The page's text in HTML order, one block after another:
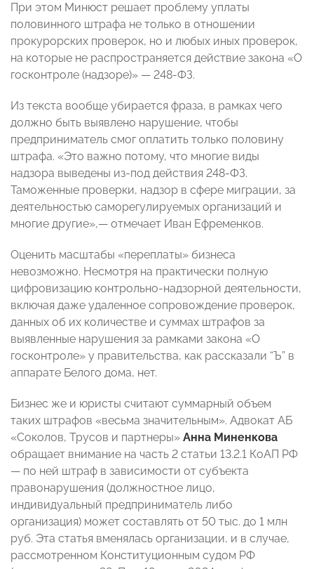
При этом Минюст решает проблему уплаты
половинного штрафа не только в отношении
прокурорских проверок, но и любых иных проверок,
на которые не распространяется действие закона «О
госконтроле (надзоре)» — 248-ФЗ.
Из текста вообще убирается фраза, в рамках чего
должно быть выявлено нарушение, чтобы
предприниматель смог оплатить только половину
штрафа. «Это важно потому, что многие виды
надзора выведены из-под действия 248-ФЗ.
Таможенные проверки, надзор в сфере миграции, за
деятельностью саморегулируемых организаций и
многие другие»,— отмечает Иван Ефременков.
Оценить масштабы «переплаты» бизнеса
невозможно. Несмотря на практически полную
цифровизацию контрольно-надзорной деятельности,
включая даже удаленное сопровождение проверок,
данных об их количестве и суммах штрафов за
выявленные нарушения за рамками закона «О
госконтроле» у правительства, как рассказали “Ъ” в
аппарате Белого дома, нет.
Бизнес же и юристы считают суммарный объем
таких штрафов «весьма значительным». Адвокат АБ
«Соколов, Трусов и партнеры» Анна Миненкова
обращает внимание на часть 2 статьи 13.2.1 КоАП РФ
— по ней штраф в зависимости от субъекта
правонарушения (должностное лицо,
индивидуальный предприниматель либо
организация) может составлять от 50 тыс. до 1 млн
руб. Эта статья вменялась организации, и в случае,
рассмотренном Конституционным cудом РФ